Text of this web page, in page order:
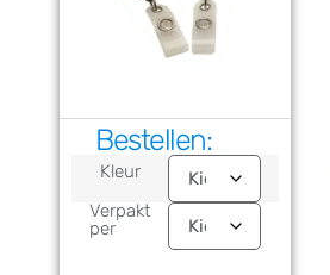
Bestellen:
Kleur
Verpakt
per